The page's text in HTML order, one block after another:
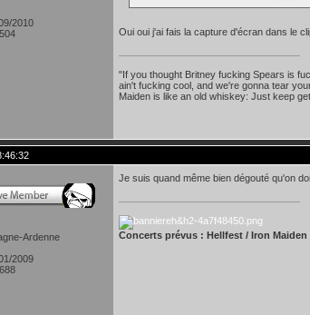
2010
Oui oui j'ai fais la capture d'écran dans le
"If you thought Britney fucking Spears is
ain't fucking cool, and we're gonna tear
Maiden is like an old whiskey: Just keep
Ardenne
2009
Je suis quand même bien dégouté qu'on
Concerts prévus : Hellfest / Iron